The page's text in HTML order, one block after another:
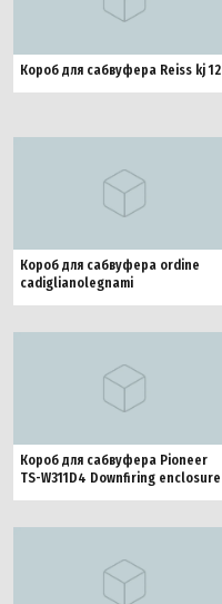
Короб для сабвуфера Reiss kj 12
Короб для сабвуфера ordine
cadiglianolegnami
Короб для сабвуфера Pioneer
TS-W311D4 Downfiring enclosure